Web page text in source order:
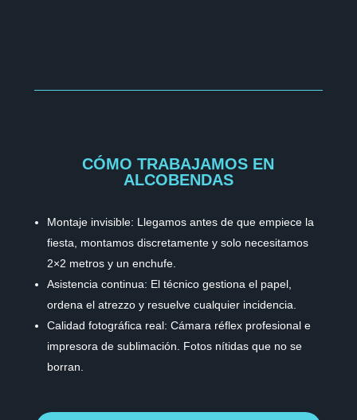
CÓMO TRABAJAMOS EN
ALCOBENDAS
Montaje invisible: Llegamos antes de que empiece la
fiesta, montamos discretamente y solo necesitamos
2×2 metros y un enchufe.
Asistencia continua: El técnico gestiona el papel,
ordena el atrezzo y resuelve cualquier incidencia.
Calidad fotográfica real: Cámara réflex profesional e
impresora de sublimación. Fotos nítidas que no se
borran.